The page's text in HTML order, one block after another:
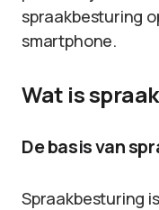
spraakbesturing
smartphone.
Wat is
De basis van
Spraakbesturing